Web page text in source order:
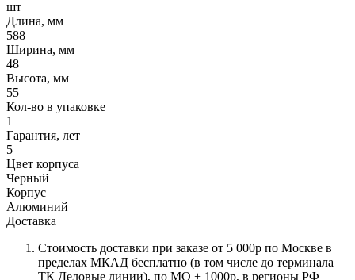
шт
Длина, мм
588
Ширина, мм
48
Высота, мм
55
Кол-во в упаковке
1
Гарантия, лет
5
Цвет корпуса
Черный
Корпус
Алюминий
Доставка
Стоимость доставки при заказе от 5 000р по Москве в
пределах МКАД бесплатно (в том числе до терминала
ТК Деловые линии), по МО + 1000р, в регионы РФ